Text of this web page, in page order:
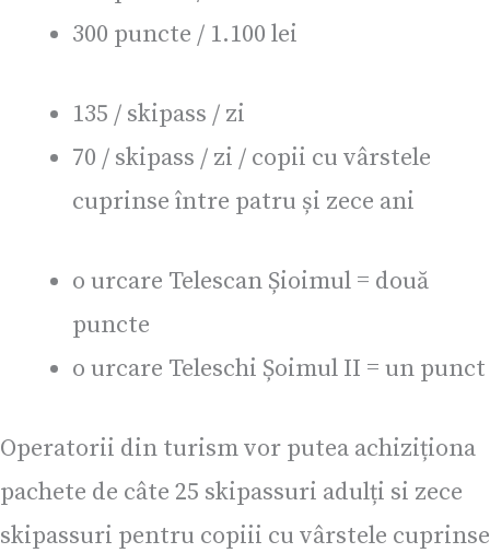
300 puncte / 1.100 lei
135 / skipass / zi
70 / skipass / zi / copii cu vârstele
cuprinse între patru și zece ani
o urcare Telescan Șioimul = două
puncte
o urcare Teleschi Șoimul II = un punct
Operatorii din turism vor putea achiziționa
pachete de câte 25 skipassuri adulți si zece
skipassuri pentru copiii cu vârstele cuprinse